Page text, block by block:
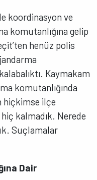
koordinasyon ve
komutanlığına gelip
henüz polis
Kaymakam
komutanlığında
hiçkimse ilçe
kalmadık. Nerede
Suçlamalar
Dair